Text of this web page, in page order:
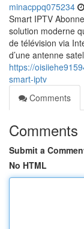
minacppq075234
Smart IPTV
solution moderne
de télévision via
d’une antenne
https://
smart-iptv
Comments
Comments
Submit a
No HTML